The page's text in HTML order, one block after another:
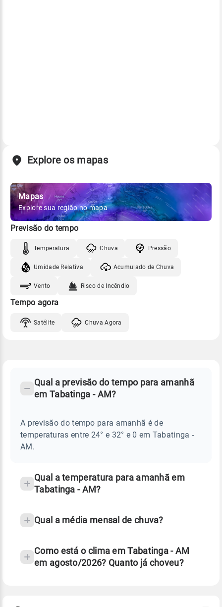
Explore os mapas
Mapas
Explore sua região no mapa
Previsão do tempo
Temperatura Chuva Pressão
Umidade Relativa Acumulado de Chuva
Vento Risco de Incêndio
Tempo agora
Satélite Chuva Agora
TABATINGA
Perguntas
sobre
chuva
Qual a previsão do tempo para amanhã
em Tabatinga - AM?
A previsão do tempo para amanhã é de
temperaturas entre 24° e 32° e 0 em Tabatinga -
AM.
Qual a temperatura para amanhã em
Tabatinga - AM?
Qual a média mensal de chuva?
Como está o clima em Tabatinga - AM
em agosto/2026? Quanto já choveu?